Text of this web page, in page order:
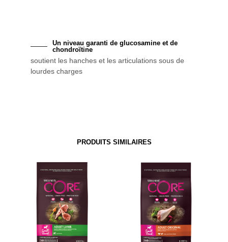
Un niveau garanti de glucosamine et de
chondroïtine
soutient les hanches et les articulations sous de
lourdes charges
PRODUITS SIMILAIRES